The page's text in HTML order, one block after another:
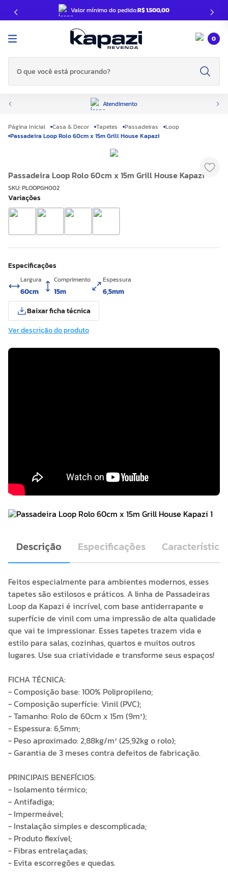
Valor mínimo do pedido:R$ 1.500,00
0
O que você está procurando?
Atendimento
Casa & Decor Tapetes Passadeiras
Loop
Passadeira Loop Rolo 60cm x 15m Grill House Kapazi
Passadeira Loop Rolo 60cm x 15m Grill House Kapazi
SKU:PLOOPGH002
Especificações
Largura
60cm
Comprimento
15m
Espessura
6,5mm
Baixar ficha técnica
Ver descrição do produto
Descrição Especificações
Feitos especialmente para ambientes modernos, esses
tapetes são estilosos e práticos. A linha de Passadeiras
Loop da Kapazi é incrível, com base antiderrapante e
superfície de vinil com uma impressão de alta qualidade
que vai te impressionar. Esses tapetes trazem vida e
estilo para salas, cozinhas, quartos e muitos outros
lugares. Use sua criatividade e transforme seus espaços!
FICHA TÉCNICA:
- Composição base: 100% Polipropileno;
- Composição superfície: Vinil (PVC);
- Tamanho: Rolo de 60cm x 15m (9m²);
- Espessura: 6,5mm;
- Peso aproximado: 2,88kg/m² (25,92kg o rolo);
- Garantia de 3 meses contra defeitos de fabricação.
PRINCIPAIS BENEFÍCIOS:
- Isolamento térmico;
- Antifadiga;
- Impermeável;
- Instalação simples e descomplicada;
- Produto flexível;
- Fibras entrelaçadas;
- Evita escorregões e quedas.